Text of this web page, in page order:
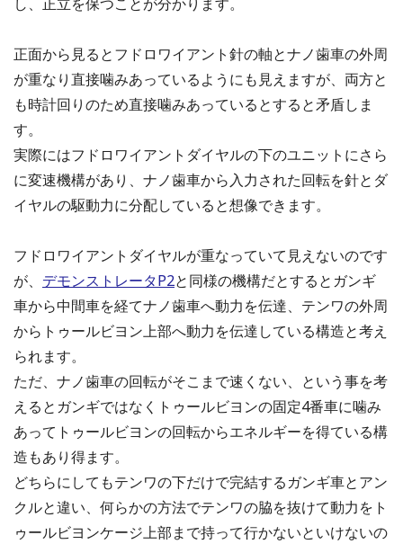
正面から見るとフドロワイアント針の軸とナノ歯車の外周
が重なり直接噛みあっているようにも見えますが、両方と
も時計回りのため直接噛みあっているとすると矛盾しま
す。
実際にはフドロワイアントダイヤルの下のユニットにさら
に変速機構があり、ナノ歯車から入力された回転を針とダ
イヤルの駆動力に分配していると想像できます。
フドロワイアントダイヤルが重なっていて見えないのです
が、 デモンストレータP2と同様の機構だとするとガンギ
車から中間車を経てナノ歯車へ動力を伝達、テンワの外周
からトゥールビヨン上部へ動力を伝達している構造と考え
られます。
ただ、ナノ歯車の回転がそこまで速くない、という事を考
えるとガンギではなくトゥールビヨンの固定4番車に噛み
あってトゥールビヨンの回転からエネルギーを得ている構
造もあり得ます。
どちらにしてもテンワの下だけで完結するガンギ車とアン
クルと違い、何らかの方法でテンワの脇を抜けて動力をト
ゥールビヨンケージ上部まで持って行かないといけないの